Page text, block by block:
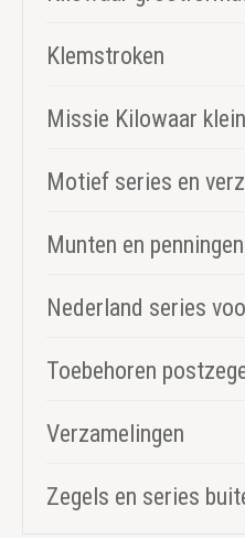
Klemstroken
Missie Kilowaar
Motief series en
Munten en penningen
Nederland series
Toebehoren
Verzamelingen
Zegels en series